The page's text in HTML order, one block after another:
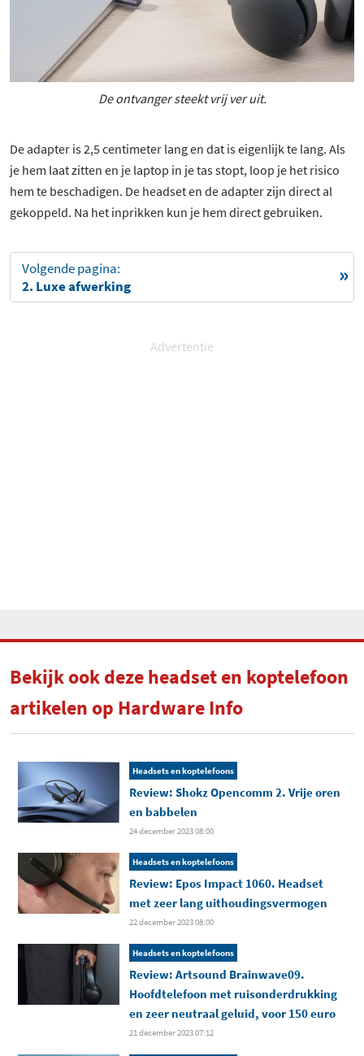
De ontvanger steekt vrij ver uit.
De adapter is 2,5 centimeter lang en dat is eigenlijk te lang. Als
je hem laat zitten en je laptop in je tas stopt, loop je het risico
hem te beschadigen. De headset en de adapter zijn direct al
gekoppeld. Na het inprikken kun je hem direct gebruiken.
Volgende pagina:
2. Luxe afwerking
Advertentie
Bekijk ook deze headset en koptelefoon
artikelen op Hardware Info
Headsets en koptelefoons
Review: Shokz Opencomm 2. Vrije oren
en babbelen
24 december 2023 08:00
Headsets en koptelefoons
Review: Epos Impact 1060. Headset
met zeer lang uithoudingsvermogen
22 december 2023 08:00
Headsets en koptelefoons
Review: Artsound Brainwave09.
Hoofdtelefoon met ruisonderdrukking
en zeer neutraal geluid, voor 150 euro
21 december 2023 07:12